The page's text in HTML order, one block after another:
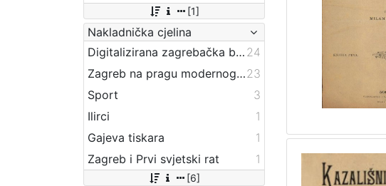
[1]
Nakladnička cjelina
Digitalizirana zagrebačka baština 24
Zagreb na pragu modernog doba23
Sport
3
Ilirci
1
Gajeva tiskara
1
Zagreb i Prvi svjetski rat
1
[6]